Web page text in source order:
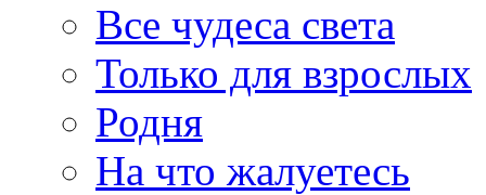
Все чудеса света
Только для взрослых
Родня
На что жалуетесь